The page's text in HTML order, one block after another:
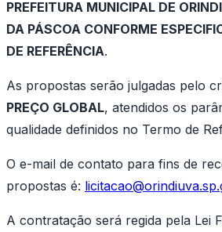
PREFEITURA MUNICIPAL DE
DA PÁSCOA CONFORME
DE REFERÊNCIA.
As propostas serão julgadas pelo
PREÇO GLOBAL, atendidos os
qualidade definidos no Termo de
O e-mail de contato para fins de
propostas é:
A contratação será regida pela Lei